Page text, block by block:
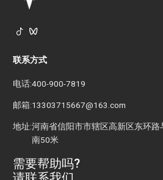
 
联系方式
电话:400-900-7819
邮箱:13303715667@163.com
地址:河南省信阳市市辖区高新区东环路
南50米
需要帮助吗?